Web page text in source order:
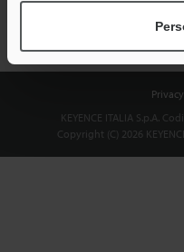
Privacy
KEYENCE ITALIA S.p.A.
Copyright (C) 2026